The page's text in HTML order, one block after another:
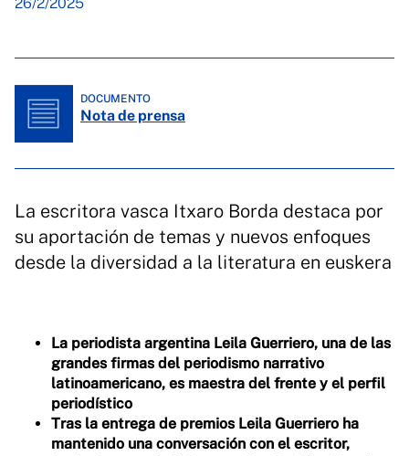
DOCUMENTO
Nota de prensa
La escritora vasca Itxaro Borda destaca por
su aportación de temas y nuevos enfoques
desde la diversidad a la literatura en euskera
La periodista argentina Leila Guerriero, una de las
grandes firmas del periodismo narrativo
latinoamericano, es maestra del frente y el perfil
periodístico
Tras la entrega de premios Leila Guerriero ha
mantenido una conversación con el escritor,